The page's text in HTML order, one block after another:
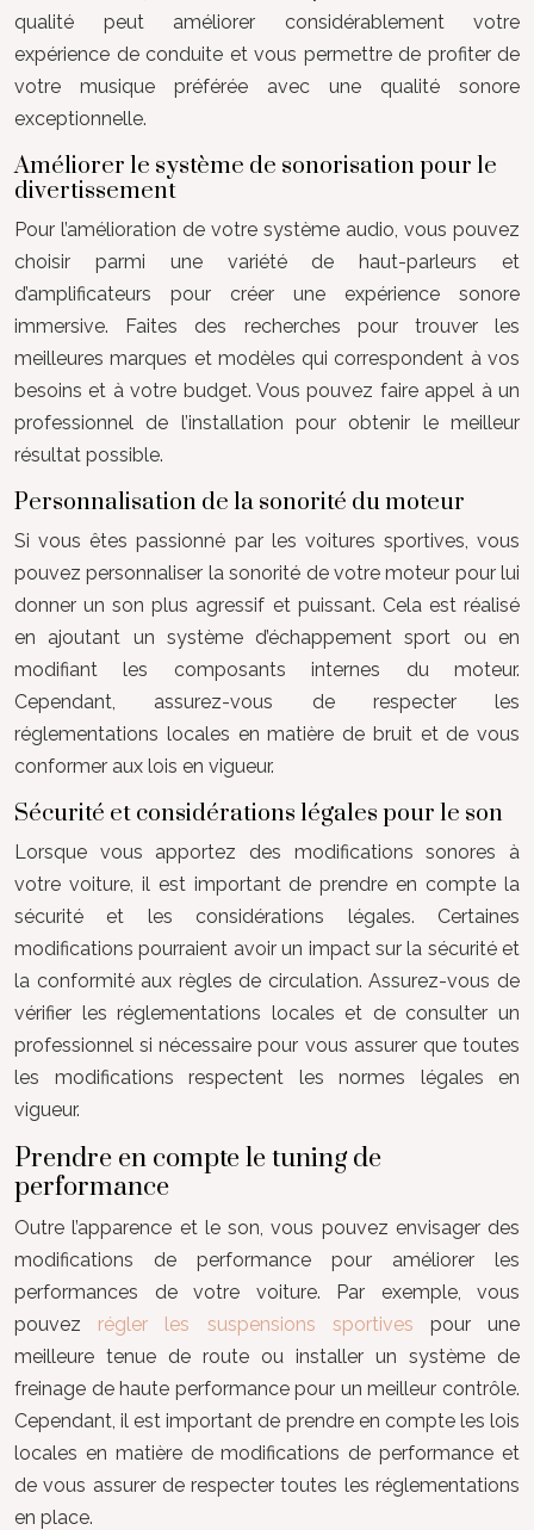
qualité peut améliorer considérablement votre
expérience de conduite et vous permettre de profiter de
votre musique préférée avec une qualité sonore
exceptionnelle.
Améliorer le système de sonorisation pour le
divertissement
Pour l’amélioration de votre système audio, vous pouvez
choisir parmi une variété de haut-parleurs et
d’amplificateurs pour créer une expérience sonore
immersive. Faites des recherches pour trouver les
meilleures marques et modèles qui correspondent à vos
besoins et à votre budget. Vous pouvez faire appel à un
professionnel de l’installation pour obtenir le meilleur
résultat possible.
Personnalisation de la sonorité du moteur
Si vous êtes passionné par les voitures sportives, vous
pouvez personnaliser la sonorité de votre moteur pour lui
donner un son plus agressif et puissant. Cela est réalisé
en ajoutant un système d’échappement sport ou en
modifiant les composants internes du moteur.
Cependant, assurez-vous de respecter les
réglementations locales en matière de bruit et de vous
conformer aux lois en vigueur.
Sécurité et considérations légales pour le son
Lorsque vous apportez des modifications sonores à
votre voiture, il est important de prendre en compte la
sécurité et les considérations légales. Certaines
modifications pourraient avoir un impact sur la sécurité et
la conformité aux règles de circulation. Assurez-vous de
vérifier les réglementations locales et de consulter un
professionnel si nécessaire pour vous assurer que toutes
les modifications respectent les normes légales en
vigueur.
Prendre en compte le tuning de
performance
Outre l’apparence et le son, vous pouvez envisager des
modifications de performance pour améliorer les
performances de votre voiture. Par exemple, vous
pouvez régler les suspensions sportives pour une
meilleure tenue de route ou installer un système de
freinage de haute performance pour un meilleur contrôle.
Cependant, il est important de prendre en compte les lois
locales en matière de modifications de performance et
de vous assurer de respecter toutes les réglementations
en place.